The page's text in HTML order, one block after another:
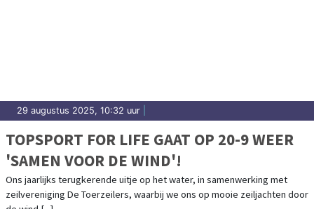
29 augustus 2025, 10:32 uur
TOPSPORT FOR LIFE GAAT OP 20-9 WEER
'SAMEN VOOR DE WIND'!
Ons jaarlijks terugkerende uitje op het water, in samenwerking met
zeilvereniging De Toerzeilers, waarbij we ons op mooie zeiljachten door